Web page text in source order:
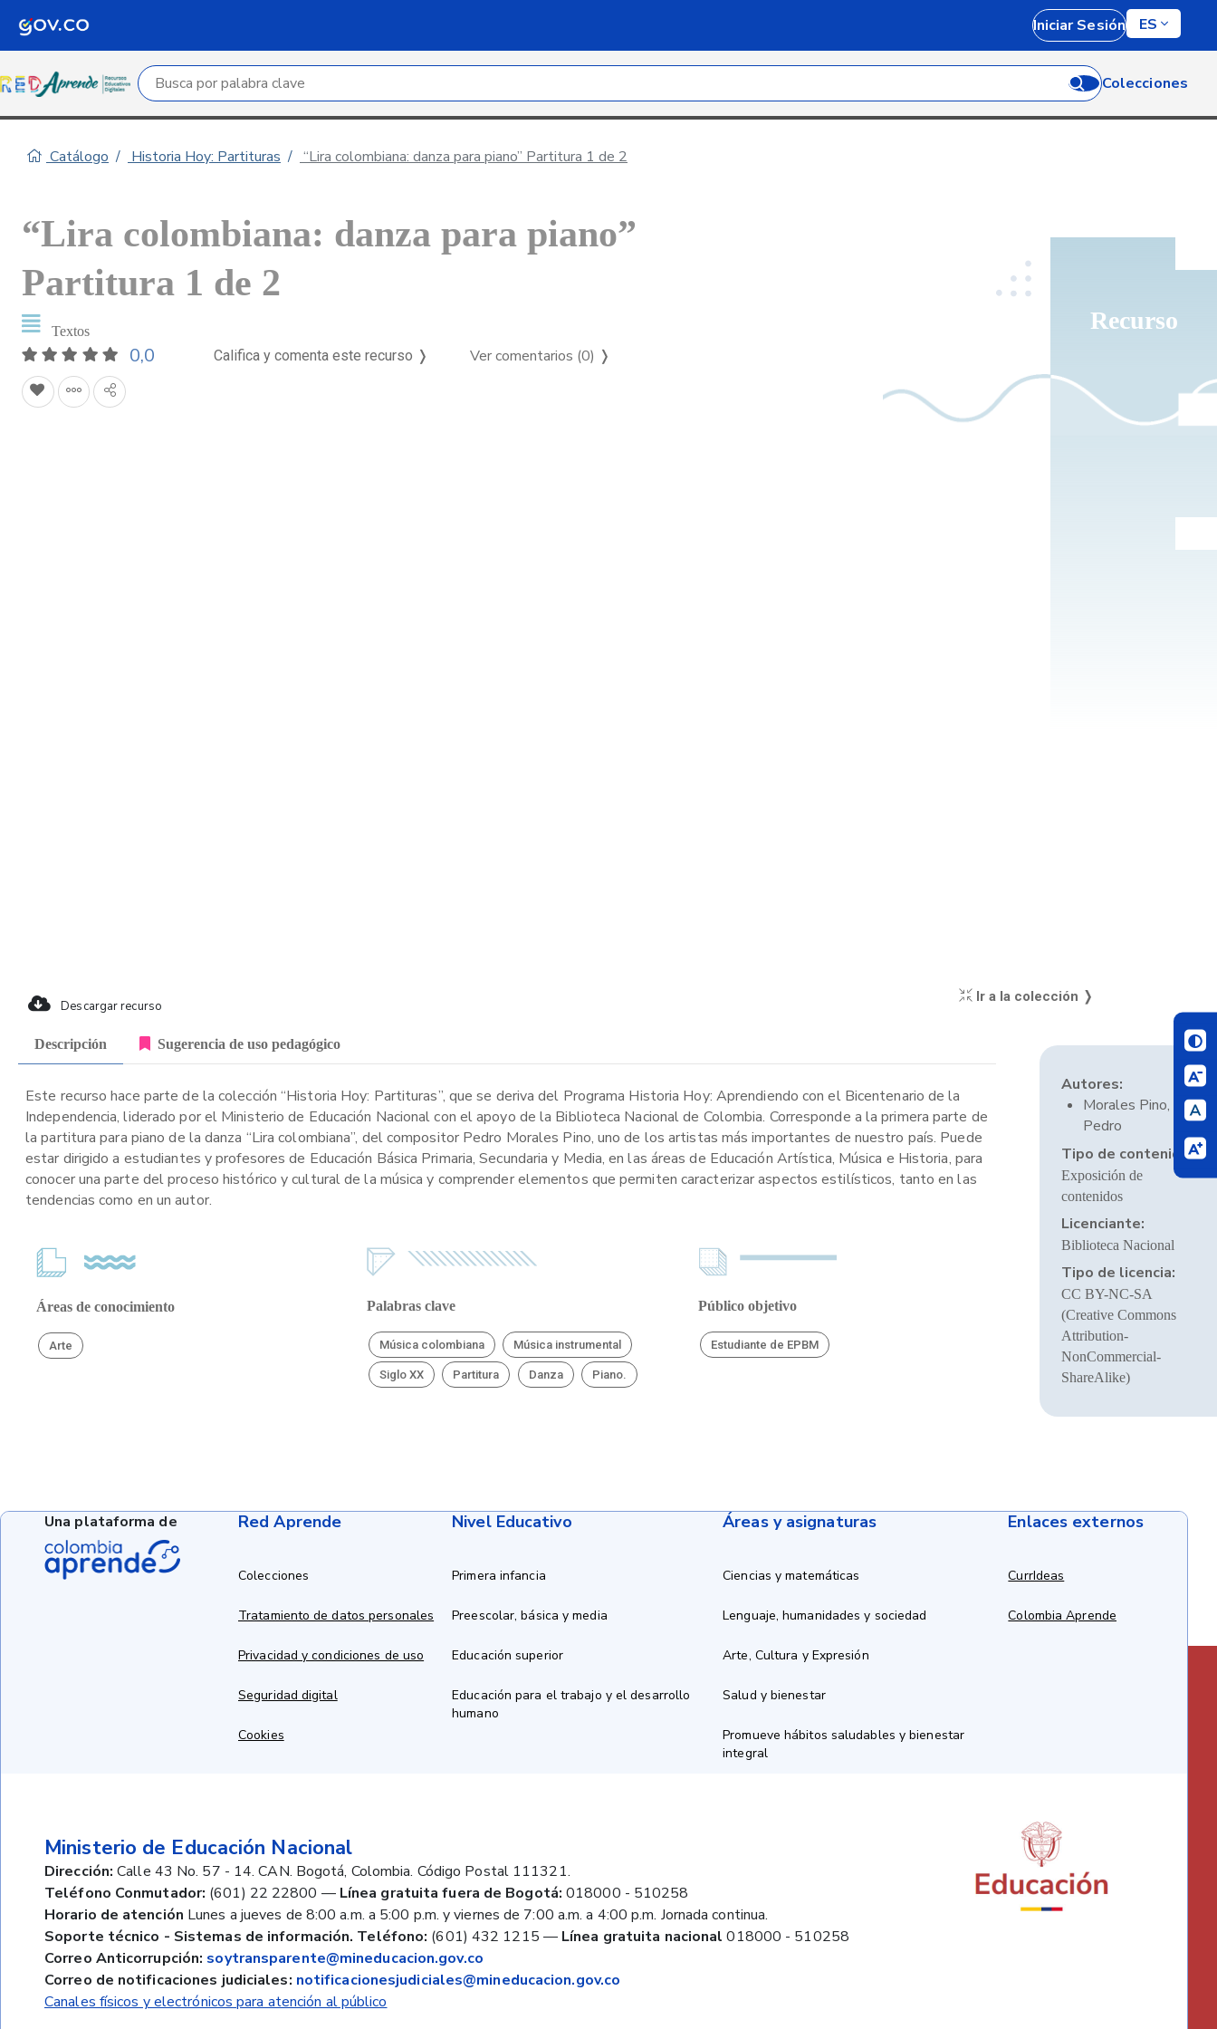
Iniciar Sesión ES
Campo de búsqueda por palabra clave Colecciones
Catálogo Historia Hoy: Partituras “Lira colombiana: danza para piano” Partitura 1 de 2
Recurso
“Lira colombiana: danza para piano”
Partitura 1 de 2
Textos
0,0 Califica y comenta este recurso ❭ Ver comentarios (0) ❭
Descargar recurso
Ir a la colección ❭
Descripción Sugerencia de uso pedagógico
Este recurso hace parte de la colección “Historia Hoy: Partituras”, que se deriva del Programa Historia Hoy: Aprendiendo con el Bicentenario de la
Independencia, liderado por el Ministerio de Educación Nacional con el apoyo de la Biblioteca Nacional de Colombia. Corresponde a la primera parte de
la partitura para piano de la danza “Lira colombiana”, del compositor Pedro Morales Pino, uno de los artistas más importantes de nuestro país. Puede
estar dirigido a estudiantes y profesores de Educación Básica Primaria, Secundaria y Media, en las áreas de Educación Artística, Música e Historia, para
conocer una parte del proceso histórico y cultural de la música y comprender elementos que permiten caracterizar aspectos estilísticos, tanto en las
tendencias como en un autor.
Áreas de conocimiento
Arte
Palabras clave
Música colombiana Música instrumental
Siglo XX Partitura Danza Piano.
Público objetivo
Estudiante de EPBM
Autores:
Morales Pino,
Pedro
Tipo de contenido:
Exposición de
contenidos
Licenciante:
Biblioteca Nacional
Tipo de licencia:
CC BY-NC-SA
(Creative Commons
Attribution-
NonCommercial-
ShareAlike)
Red Aprende
Colecciones
Tratamiento de datos personales
Privacidad y condiciones de uso
Seguridad digital
Cookies
Nivel Educativo
Primera infancia
Preescolar, básica y media
Educación superior
Educación para el trabajo y el desarrollo
humano
Áreas y asignaturas
Ciencias y matemáticas
Lenguaje, humanidades y sociedad
Arte, Cultura y Expresión
Salud y bienestar
Promueve hábitos saludables y bienestar
integral
Enlaces externos
CurrIdeas
Colombia Aprende
Ministerio de Educación Nacional
Dirección: Calle 43 No. 57 - 14. CAN. Bogotá, Colombia. Código Postal 111321.
Teléfono Conmutador: (601) 22 22800 — Línea gratuita fuera de Bogotá: 018000 - 510258
Horario de atención Lunes a jueves de 8:00 a.m. a 5:00 p.m. y viernes de 7:00 a.m. a 4:00 p.m. Jornada continua.
Soporte técnico - Sistemas de información. Teléfono: (601) 432 1215 — Línea gratuita nacional 018000 - 510258
Correo Anticorrupción: soytransparente@mineducacion.gov.co
Correo de notificaciones judiciales: notificacionesjudiciales@mineducacion.gov.co
Canales físicos y electrónicos para atención al público
Una plataforma de